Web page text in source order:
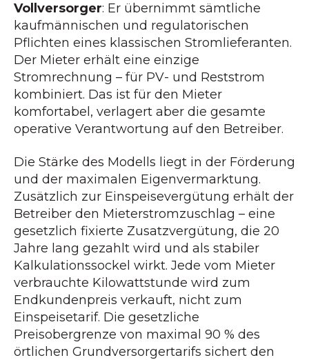
Vollversorger: Er übernimmt sämtliche
kaufmännischen und regulatorischen
Pflichten eines klassischen Stromlieferanten.
Der Mieter erhält eine einzige
Stromrechnung – für PV- und Reststrom
kombiniert. Das ist für den Mieter
komfortabel, verlagert aber die gesamte
operative Verantwortung auf den Betreiber.
Die Stärke des Modells liegt in der Förderung
und der maximalen Eigenvermarktung.
Zusätzlich zur Einspeisevergütung erhält der
Betreiber den Mieterstromzuschlag – eine
gesetzlich fixierte Zusatzvergütung, die 20
Jahre lang gezahlt wird und als stabiler
Kalkulationssockel wirkt. Jede vom Mieter
verbrauchte Kilowattstunde wird zum
Endkundenpreis verkauft, nicht zum
Einspeisetarif. Die gesetzliche
Preisobergrenze von maximal 90 % des
örtlichen Grundversorgertarifs sichert den